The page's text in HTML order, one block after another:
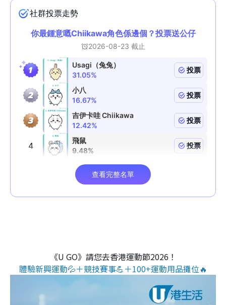
《U GO》請您去香港運動節2026！
體驗新興運動💦＋競技賽事💪＋100+運動用品攤位🔥